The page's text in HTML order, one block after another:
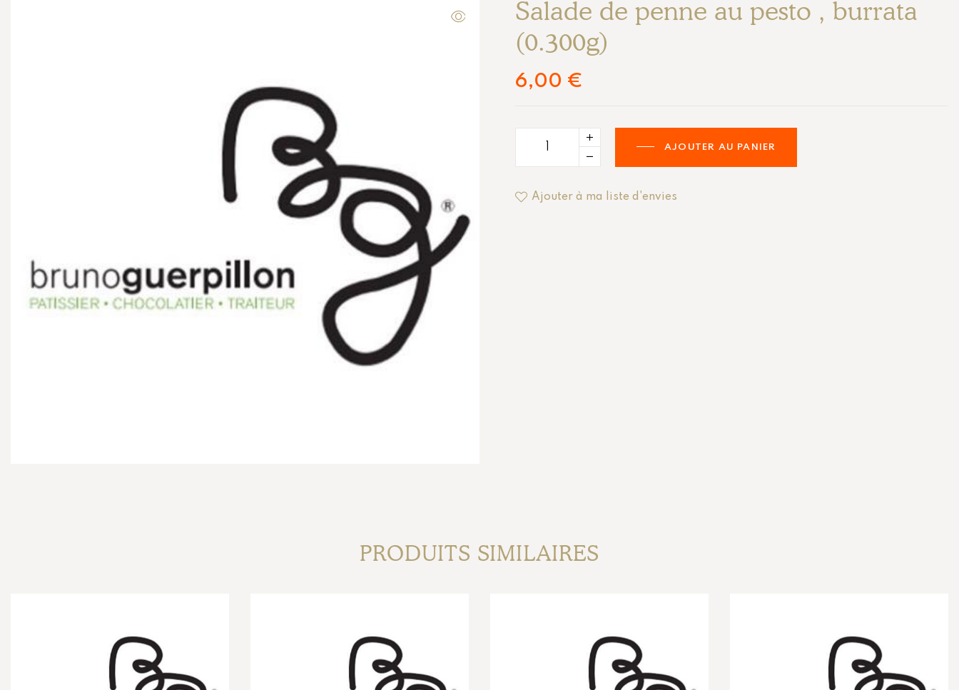
Salade de penne au pesto , burrata
(0.300g)
6,00 €
AJOUTER AU PANIER
Ajouter à ma liste d'envies
PRODUITS SIMILAIRES